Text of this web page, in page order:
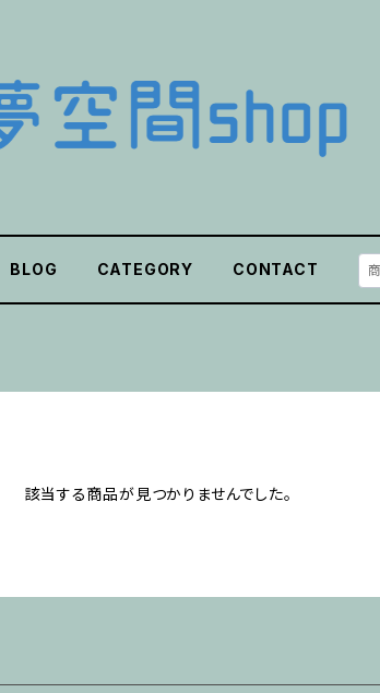
BLOG CATEGORY CONTACT
該当する商品が見つかりませんでした。